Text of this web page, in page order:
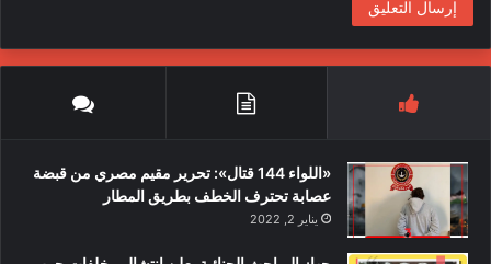
«اللواء 144 قتال»: تحرير مقيم مصري من قبضة
عصابة تحترف الخطف بطريق المطار
يناير 2, 2022